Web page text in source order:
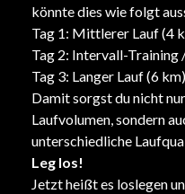
könnte dies wie folgt
Tag 1: Mittlerer Lauf (4
Tag 2: Intervall-
Tag 3: Langer Lauf (6 km)
Damit sorgst du nicht
Laufvolumen, sondern
unterschiedliche
Leg los!
Jetzt heißt es loslegen